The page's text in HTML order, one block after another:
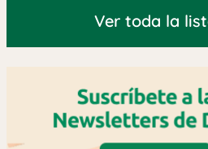
Ver toda la